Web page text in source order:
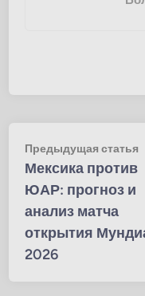
Навигация
по
записям
Предыдущая статья
Мексика против
ЮАР: прогноз и
анализ матча
открытия
2026